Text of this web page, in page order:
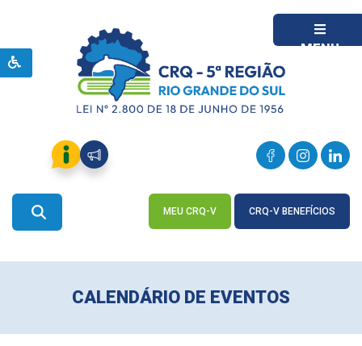
MENU
MEU CRQ-V CRQ-V BENEFÍCIOS
CALENDÁRIO DE EVENTOS